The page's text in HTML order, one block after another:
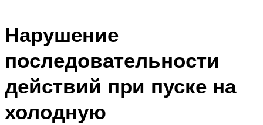
Нарушение
последовательности
действий при пуске на
холодную